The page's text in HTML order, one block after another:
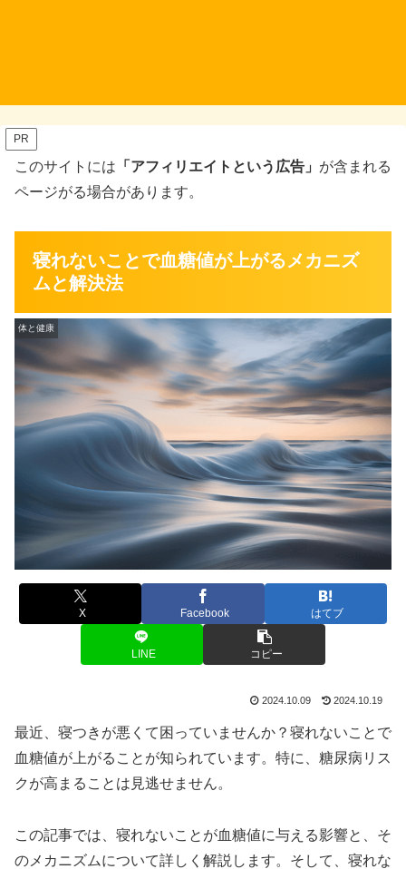
PR
このサイトには 「アフィリエイトという広告」 が含まれる
ページがる場合があります。
寝れないことで血糖値が上がるメカニズ
ムと解決法
体と健康
X Facebook はてブ
LINE コピー
2024.10.09 2024.10.19
最近、寝つきが悪くて困っていませんか？寝れないことで
血糖値が上がることが知られています。特に、糖尿病リス
クが高まることは見逃せません。
この記事では、寝れないことが血糖値に与える影響と、そ
のメカニズムについて詳しく解説します。そして、寝れな